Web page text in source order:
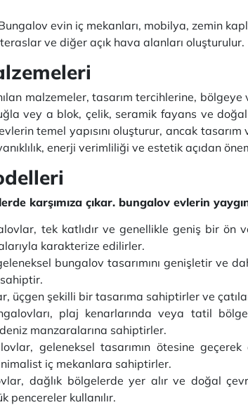
evin iç mekanları, mobilya, zemin
ve diğer açık hava alanları oluşturulur.
malzemeler, tasarım tercihlerine,
vey a blok, çelik, seramik fayans ve
temel yapısını oluşturur, ancak
enerji verimliliği ve estetik açıdan
karşımıza çıkar. bungalov evlerin
tek katlıdır ve genellikle geniş bir
karakterize edilirler.
bungalov tasarımını genişletir ve
üçgen şekilli bir tasarıma sahiptirler ve
plaj kenarlarında veya tatil
manzaralarına sahiptirler.
geleneksel tasarımın ötesine
iç mekanlara sahiptirler.
dağlık bölgelerde yer alır ve doğal
pencereler kullanılır.